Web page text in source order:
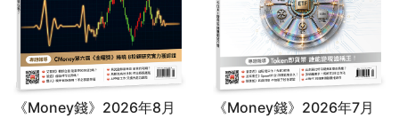
《Money錢》2026年8月
《Money錢》2026年7月